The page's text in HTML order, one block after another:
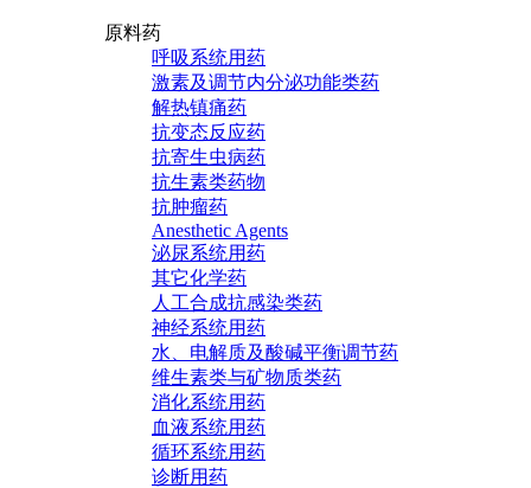
原料药
呼吸系统用药
激素及调节内分泌功能类药
解热镇痛药
抗变态反应药
抗寄生虫病药
抗生素类药物
抗肿瘤药
Anesthetic Agents
泌尿系统用药
其它化学药
人工合成抗感染类药
神经系统用药
水、电解质及酸碱平衡调节药
维生素类与矿物质类药
消化系统用药
血液系统用药
循环系统用药
诊断用药